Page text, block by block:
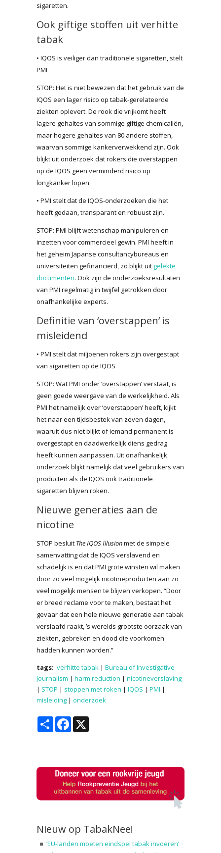
sigaretten.
Ook giftige stoffen uit verhitte
tabak
• IQOS is veiliger dan traditionele sigaretten, stelt
PMI
STOP: Het is niet bewezen dat het gebruik van de
IQOS een lager risico op tabak-gerelateerde
ziekten oplevert. De rook die vrijkomt heeft
lagere gehaltes van sommige giftige chemicaliën,
maar hogere gehaltes van 80 andere stoffen,
waarvan sommige kankerverwekkend zijn. Ook
blijkt uit onderzoek dat rokers die overstappen
op de IQOS geen verminderd risico op
longkanker lopen.
• PMI stelt dat de IQOS-onderzoeken die het
heeft gedaan, transparant en robuust zijn.
STOP: PMI blijft wetenschap manipuleren en
inzetten voor commercieel gewin. PMI heeft in
het geheim Japanse consultancybureaus en
universiteiten gefinancierd, zo blijkt uit gelekte
documenten. Ook zijn de onderzoeksresultaten
van PMI regelmatig in twijfel getrokken door
onafhankelijke experts.
Definitie van ‘overstappen’ is
misleidend
• PMI stelt dat miljoenen rokers zijn overgestapt
van sigaretten op de IQOS
STOP: Wat PMI onder ‘overstappen’ verstaat, is
geen goede weergave van de werkelijkheid. Als
PMI het namelijk over ‘overstappen’ heeft, kijkt
het naar een tijdsbestek van zeven dagen,
waaruit dus niet blijkt of iemand permanent is
overgestapt en daadwerkelijk diens gedrag
heeft kunnen aanpassen. Uit onafhankelijk
onderzoek blijkt namelijk dat veel gebruikers van
producten als de IQOS ook traditionele
sigaretten blijven roken.
Nieuwe generaties aan de
nicotine
STOP besluit The IQOS Illusionmet de simpele
samenvatting dat de IQOS verslavend en
schadelijk is en dat PMI grote winsten wil maken
door zo veel mogelijk nicotineproducten aan zo
veel mogelijk mensen te blijven verkopen. “Door
er breed reclame voor te maken, bestaat het
gevaar dat een hele nieuwe generatie aan tabak
verslaafd raakt, ’s werelds grootste oorzaak van
ziekten, gebreken en dood die voorkomen
hadden kunnen worden.”
tags: verhitte tabak | Bureau of Investigative
Journalism | harm reduction | nicotineverslaving
| STOP | stoppen met roken | IQOS | PMI |
misleiding | onderzoek
Share Facebook
Nieuw op TabakNee!
‘EU-landen moeten eindspel tabak invoeren’